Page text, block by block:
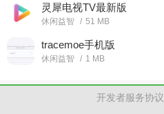
灵犀电视TV最新版
休闲益智 / 51 MB
tracemoe手机版
休闲益智 / 1 MB
开发者服务协议